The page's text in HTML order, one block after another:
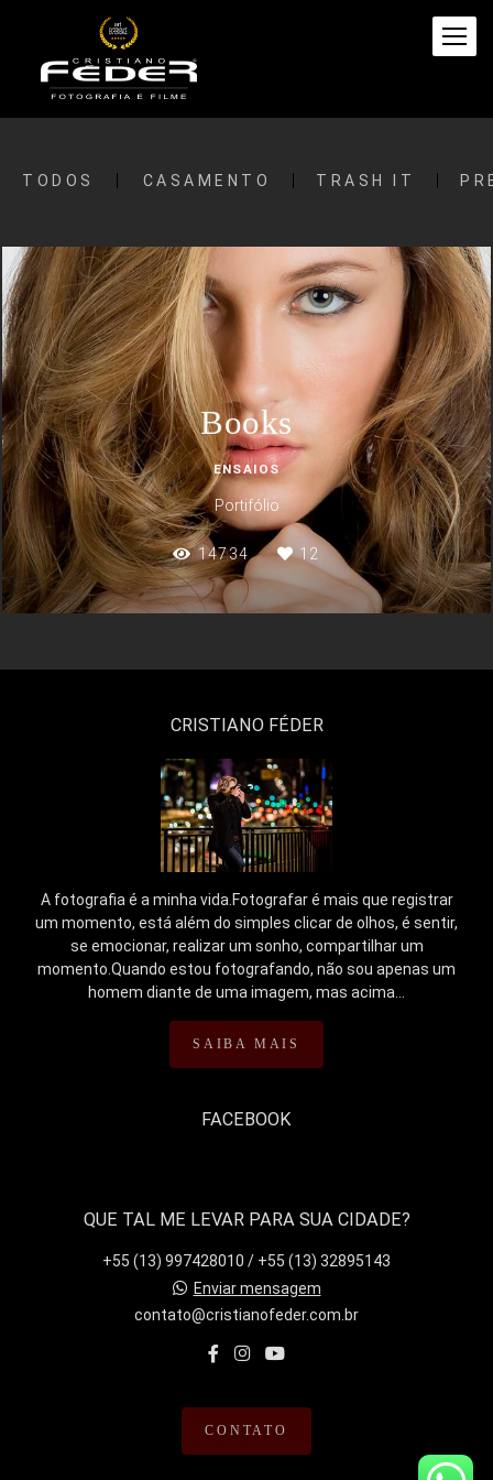
TODOS CASAMENTO TRASH IT
Books
ENSAIOS
Portifólio
14734 12
CRISTIANO FÉDER
A fotografia é a minha vida.Fotografar é mais que registrar
um momento, está além do simples clicar de olhos, é sentir,
se emocionar, realizar um sonho, compartilhar um
momento.Quando estou fotografando, não sou apenas um
homem diante de uma imagem, mas acima...
SAIBA MAIS
FACEBOOK
QUE TAL ME LEVAR PARA SUA CIDADE?
+55 (13) 997428010 / +55 (13) 32895143
Enviar mensagem
contato@cristianofeder.com.br
CONTATO